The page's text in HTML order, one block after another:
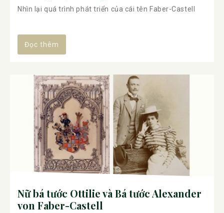
Nhìn lại quá trình phát triển của cái tên Faber-Castell
Đọc thêm
Nữ bá tước Ottilie và Bá tước Alexander
von Faber-Castell